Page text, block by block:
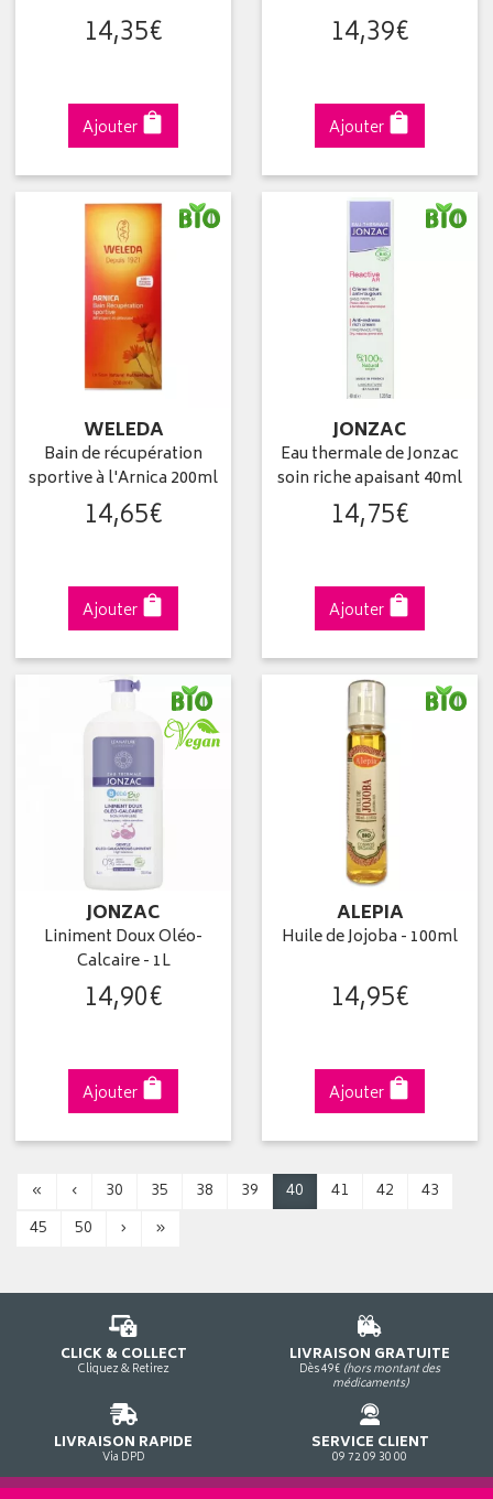
14,35€
Ajouter
14,39€
Ajouter
WELEDA
Bain de récupération
sportive à l'Arnica 200ml
14,65€
Ajouter
JONZAC
Eau thermale de Jonzac
soin riche apaisant 40ml
14,75€
Ajouter
JONZAC
Liniment Doux Oléo-
Calcaire - 1L
14,90€
Ajouter
ALEPIA
Huile de Jojoba - 100ml
14,95€
Ajouter
« ‹ 30 35 38 39 40 41 42
43
45
50 › »
CLICK & COLLECT
Cliquez & Retirez
LIVRAISON GRATUITE
Dès 49€ (hors montant des
médicaments)
LIVRAISON RAPIDE
Via DPD
SERVICE CLIENT
09 72 09 30 00